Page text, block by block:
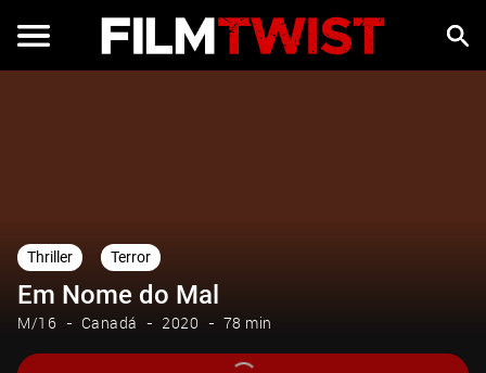
Thriller Terror
Em Nome do Mal
M/16 Canadá 2020 78 min